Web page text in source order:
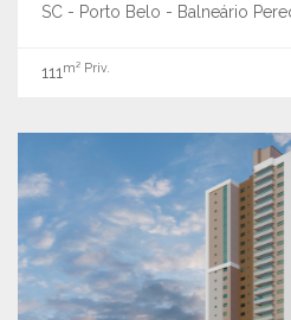
SC - Porto Belo - Balneário
111 m² Priv.